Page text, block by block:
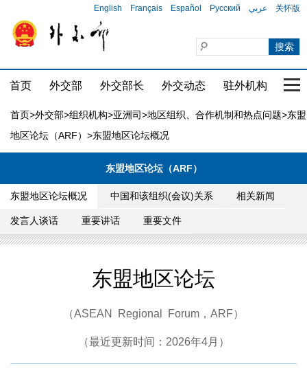
English Français Español Русский عربي 关怀版
首页 外交部 外交部长 外交动态 驻外机构 国
首页>外交部>组织机构>亚洲司>地区组织、合作机制和热点问题>东盟
地区论坛（ARF） >东盟地区论坛概况
东盟地区论坛（ARF）
东盟地区论坛概况 中国和该组织(会议)关系 相关新闻
发言人谈话 重要讲话 重要文件
东盟地区论坛
（ASEAN Regional Forum，ARF）
（最近更新时间：2026年4月）